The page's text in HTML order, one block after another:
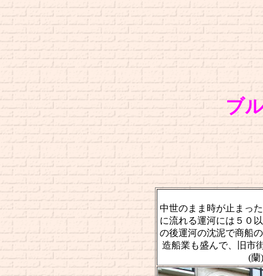
ブ
中世のまま時が止まっ
に流れる運河には５０
の後運河の沈泥で商船
造船業も盛んで、旧市
(蘭